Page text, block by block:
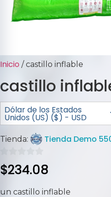
Inicio / castillo inflable
castillo
Dólar de los Estados
Unidos (US) ($) - USD
Tienda: Tienda Demo
0
de
$234.08
un castillo inflable